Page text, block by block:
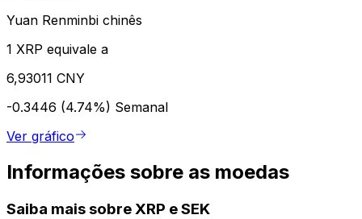
Yuan Renminbi chinês
1 XRP equivale a
6,93011 CNY
-0.3446 (4.74%) Semanal
Ver gráfico
Informações sobre as moedas
Saiba mais sobre XRP e SEK